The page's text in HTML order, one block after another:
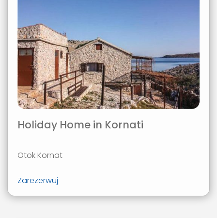
Holiday Home in Kornati
Otok Kornat
Zarezerwuj